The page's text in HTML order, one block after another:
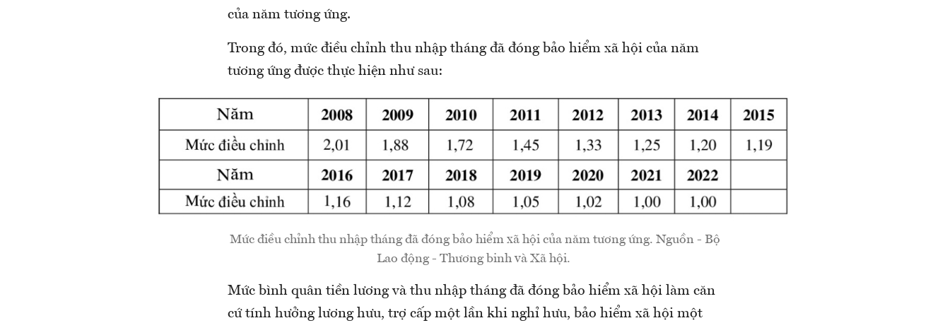
của năm tương ứng.
Trong đó, mức điều chỉnh thu nhập tháng đã đóng bảo hiểm xã hội của năm
tương ứng được thực hiện như sau:
Mức điều chỉnh thu nhập tháng đã đóng bảo hiểm xã hội của năm tương ứng. Nguồn - Bộ
Lao động - Thương binh và Xã hội.
Mức bình quân tiền lương và thu nhập tháng đã đóng bảo hiểm xã hội làm căn
cứ tính hưởng lương hưu, trợ cấp một lần khi nghỉ hưu, bảo hiểm xã hội một